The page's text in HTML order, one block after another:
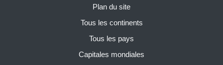
Plan du site
Tous les continents
Tous les pays
Capitales mondiales